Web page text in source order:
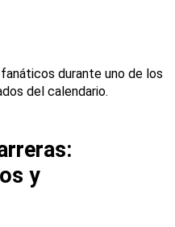
durante uno de los
del calendario.
y